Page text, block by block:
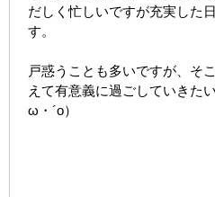
だしく忙しいですが充実した
す。
戸惑うことも多いですが、そ
えて有意義に過ごしていきた
ω・´o）